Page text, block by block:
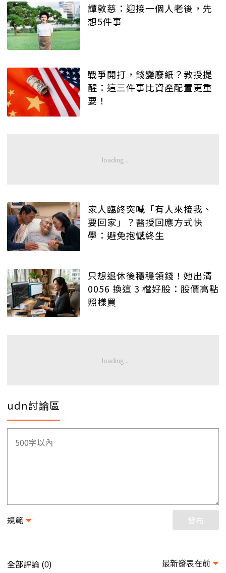
譚敦慈：迎接一個人老後，先
想5件事
戰爭開打，錢變廢紙？教授提
醒：這三件事比資產配置更重
要！
家人臨終突喊「有人來接我、
要回家」？醫授回應方式快
學：避免抱憾終生
只想退休後穩穩領錢！她出清
0056 換這 3 檔好股：股價高點
照樣買
udn討論區
規範 發布
全部評論 (0) 最新發表在前